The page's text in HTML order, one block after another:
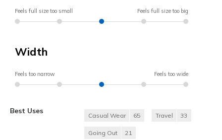
Feels full size too small Feels full size too big
Width
Feels too narrow Feels too wide
Best Uses
Casual Wear 65 Travel 33
Going Out 21